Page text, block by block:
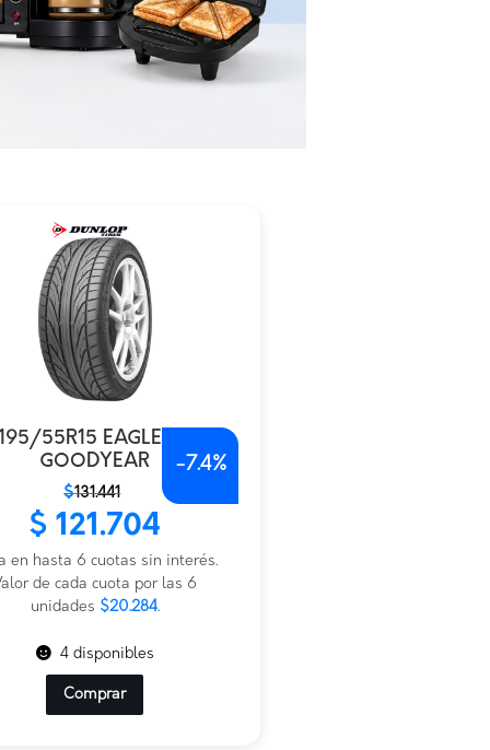
55R15 EAGLE GT
GOODYEAR
$131.441
$121.704
en hasta 6 cuotas sin interés.
de cada cuota por las 6
unidades $20.284.
-7.4%
4 disponibles
Comprar